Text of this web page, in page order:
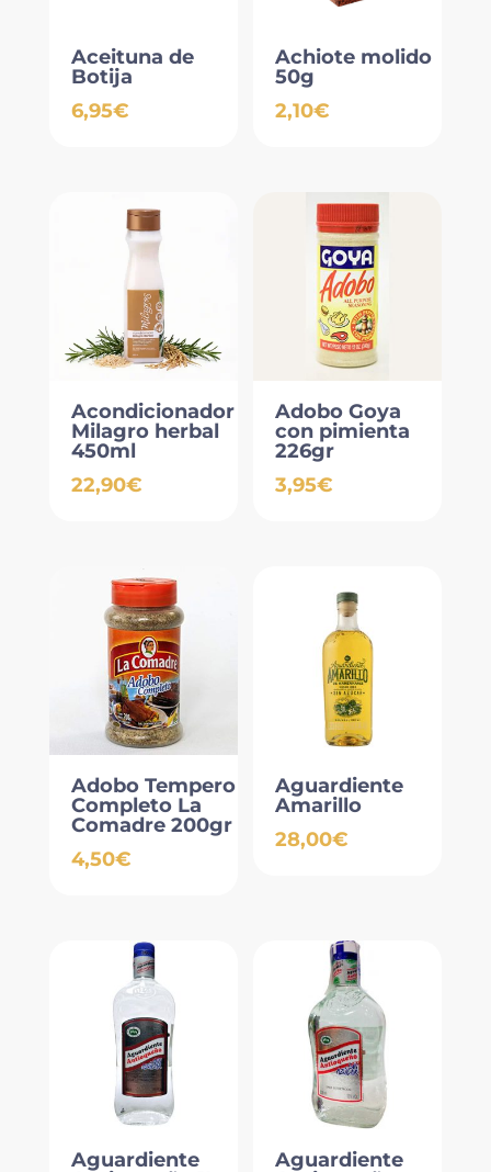
Aceituna de
Botija
6,95€
Achiote molido
50g
2,10€
Acondicionador
Milagro herbal
450ml
22,90€
Adobo Goya
con pimienta
226gr
3,95€
Adobo Tempero
Completo La
Comadre 200gr
4,50€
Aguardiente
Amarillo
28,00€
Aguardiente
Aguardiente